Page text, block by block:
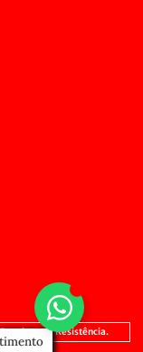
e de Resistência.